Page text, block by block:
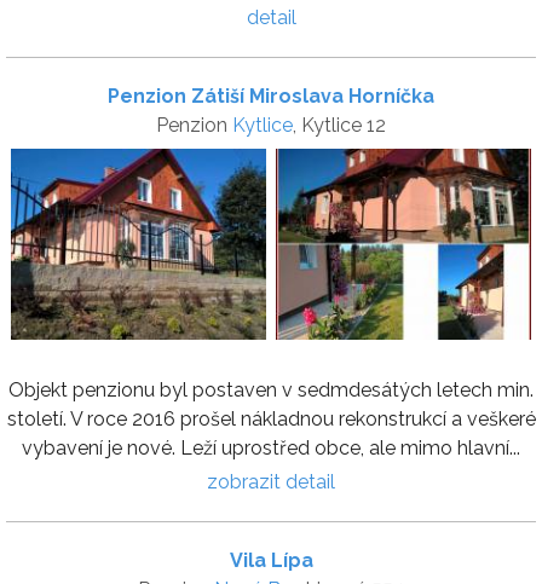
detail
Penzion Zátiší Miroslava Horníčka
Penzion Kytlice, Kytlice 12
Objekt penzionu byl postaven v sedmdesátých letech min.
století. V roce 2016 prošel nákladnou rekonstrukcí a veškeré
vybavení je nové. Leží uprostřed obce, ale mimo hlavní...
zobrazit detail
Vila Lípa